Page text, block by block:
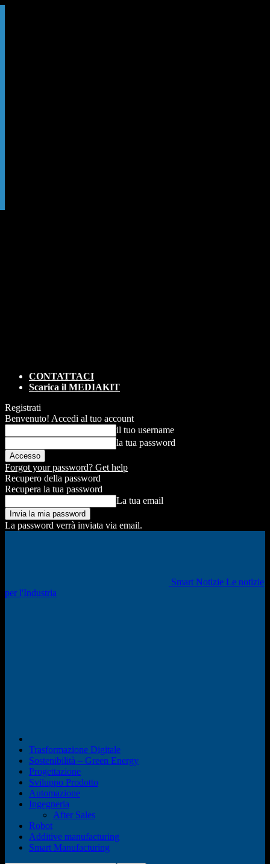
CONTATTACI
Scarica il MEDIAKIT
Registrati
Benvenuto! Accedi al tuo account
il tuo username
la tua password
Forgot your password? Get help
Recupero della password
Recupera la tua password
La tua email
La password verrà inviata via email.
Smart Notizie Le notizie
per l'Industria
Trasformazione Digitale
Sostenibilità – Green Energy
Progettazione
Sviluppo Prodotto
Automazione
Ingegneria
After Sales
Robot
Additive manufacturing
Smart Manufacturing